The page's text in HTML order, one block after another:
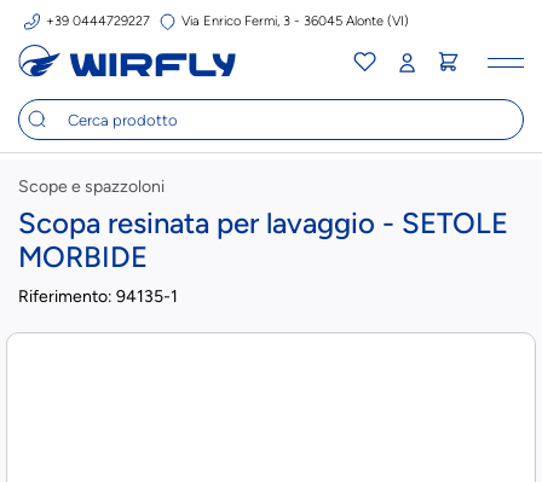
+39 0444729227 Via Enrico Fermi, 3 - 36045 Alonte (VI)
Scope e spazzoloni
Scopa resinata per lavaggio - SETOLE
MORBIDE
Riferimento: 94135-1